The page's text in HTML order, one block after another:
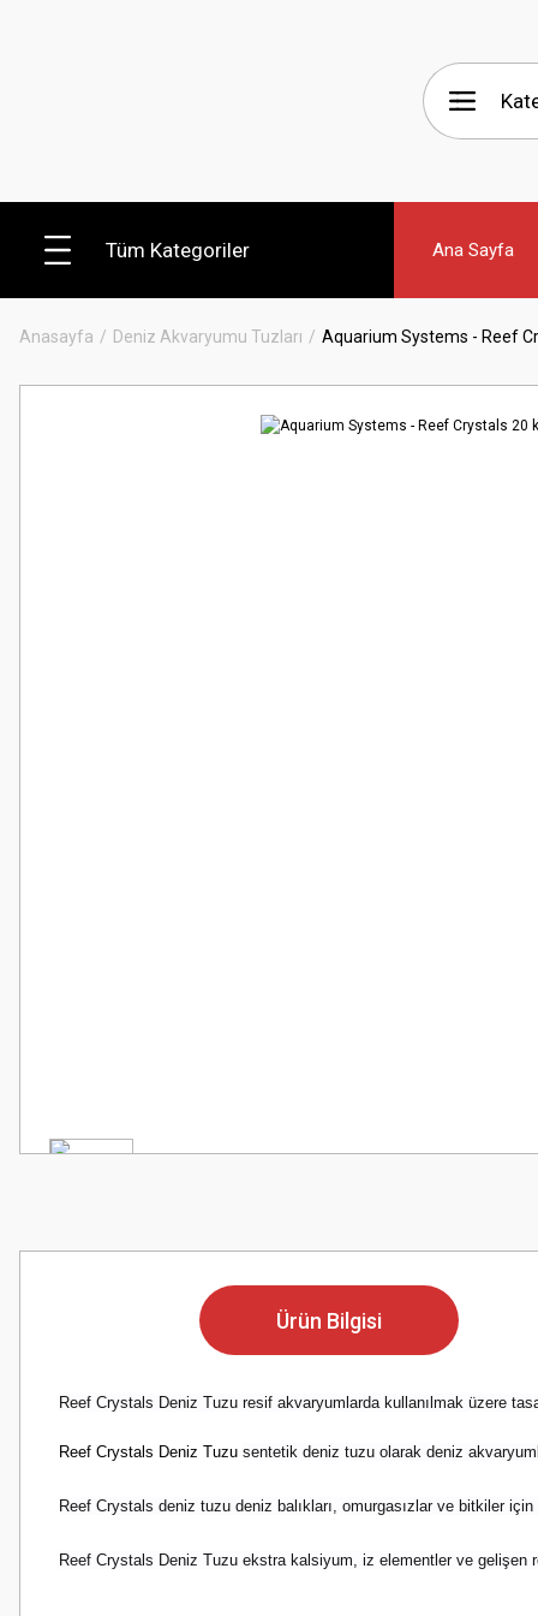
Tüm Kategoriler Ana Sayfa
Anasayfa Deniz Akvaryumu Tuzları Aquarium Systems - Reef
Ürün Bilgisi
Reef Crystals Deniz Tuzu resif akvaryumlarda kullanılmak üzere
Reef Crystals Deniz Tuzu sentetik deniz tuzu olarak deniz
Reef Crystals deniz tuzu deniz balıkları, omurgasızlar ve bitkiler
Reef Crystals Deniz Tuzu ekstra kalsiyum, iz elementler ve gelişen